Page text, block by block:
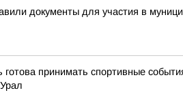
документы для участия в
готова принимать спортивные